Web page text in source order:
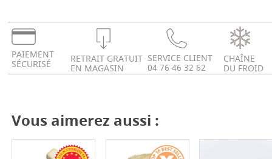
PAIEMENT
SÉCURISÉ RETRAIT GRATUIT
EN MAGASIN
SERVICE CLIENT
04 76 46 32 62
CHAÎNE
DU FROID
Vous aimerez aussi :